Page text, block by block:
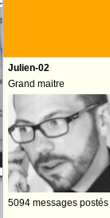
Julien-02
Grand maitre
5094 messages postés